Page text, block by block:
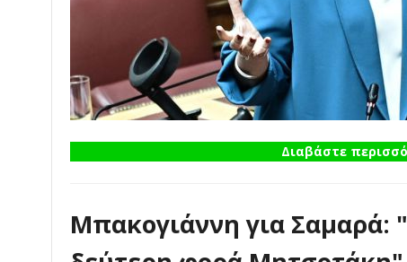
Διαβάστε
Μπακογιάννη για Σαμαρά: